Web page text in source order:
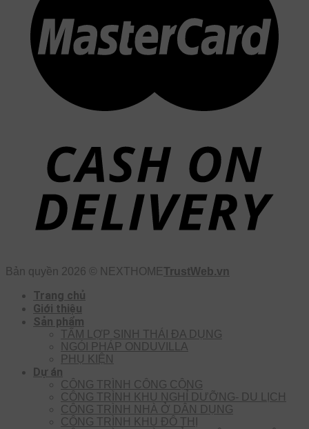
Bản quyền 2026 © NEXTHOMETrustWeb.vn
Trang chủ
Giới thiệu
Sản phẩm
TẤM LỢP SINH THÁI ĐA DỤNG
NGÓI PHÁP ONDUVILLA
PHỤ KIỆN
Dự án
CÔNG TRÌNH CÔNG CỘNG
CÔNG TRÌNH KHU NGHỈ DƯỠNG- DU LỊCH
CÔNG TRÌNH NHÀ Ở DÂN DỤNG
CÔNG TRÌNH KHU ĐÔ THỊ